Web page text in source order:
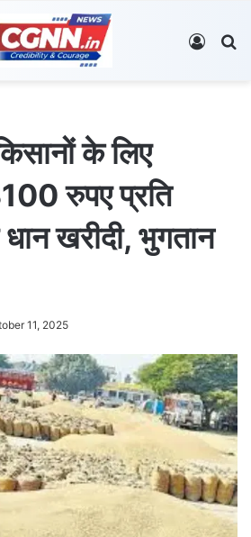
Log In
के लिए
रुपए प्रति
खरीदी, भुगतान
11, 2025